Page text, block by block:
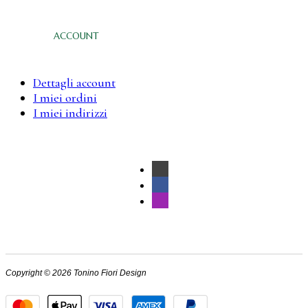
ACCOUNT
Dettagli account
I miei ordini
I miei indirizzi
Copyright © 2026 Tonino Fiori Design